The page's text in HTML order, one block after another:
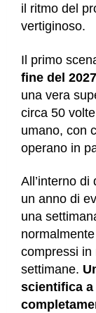
il ritmo del
vertiginoso.
Il primo
fine del 2027
una vera
circa 50
umano, con
operano in
All’interno di
un anno di
una
compressi in
settimane.
scientifica